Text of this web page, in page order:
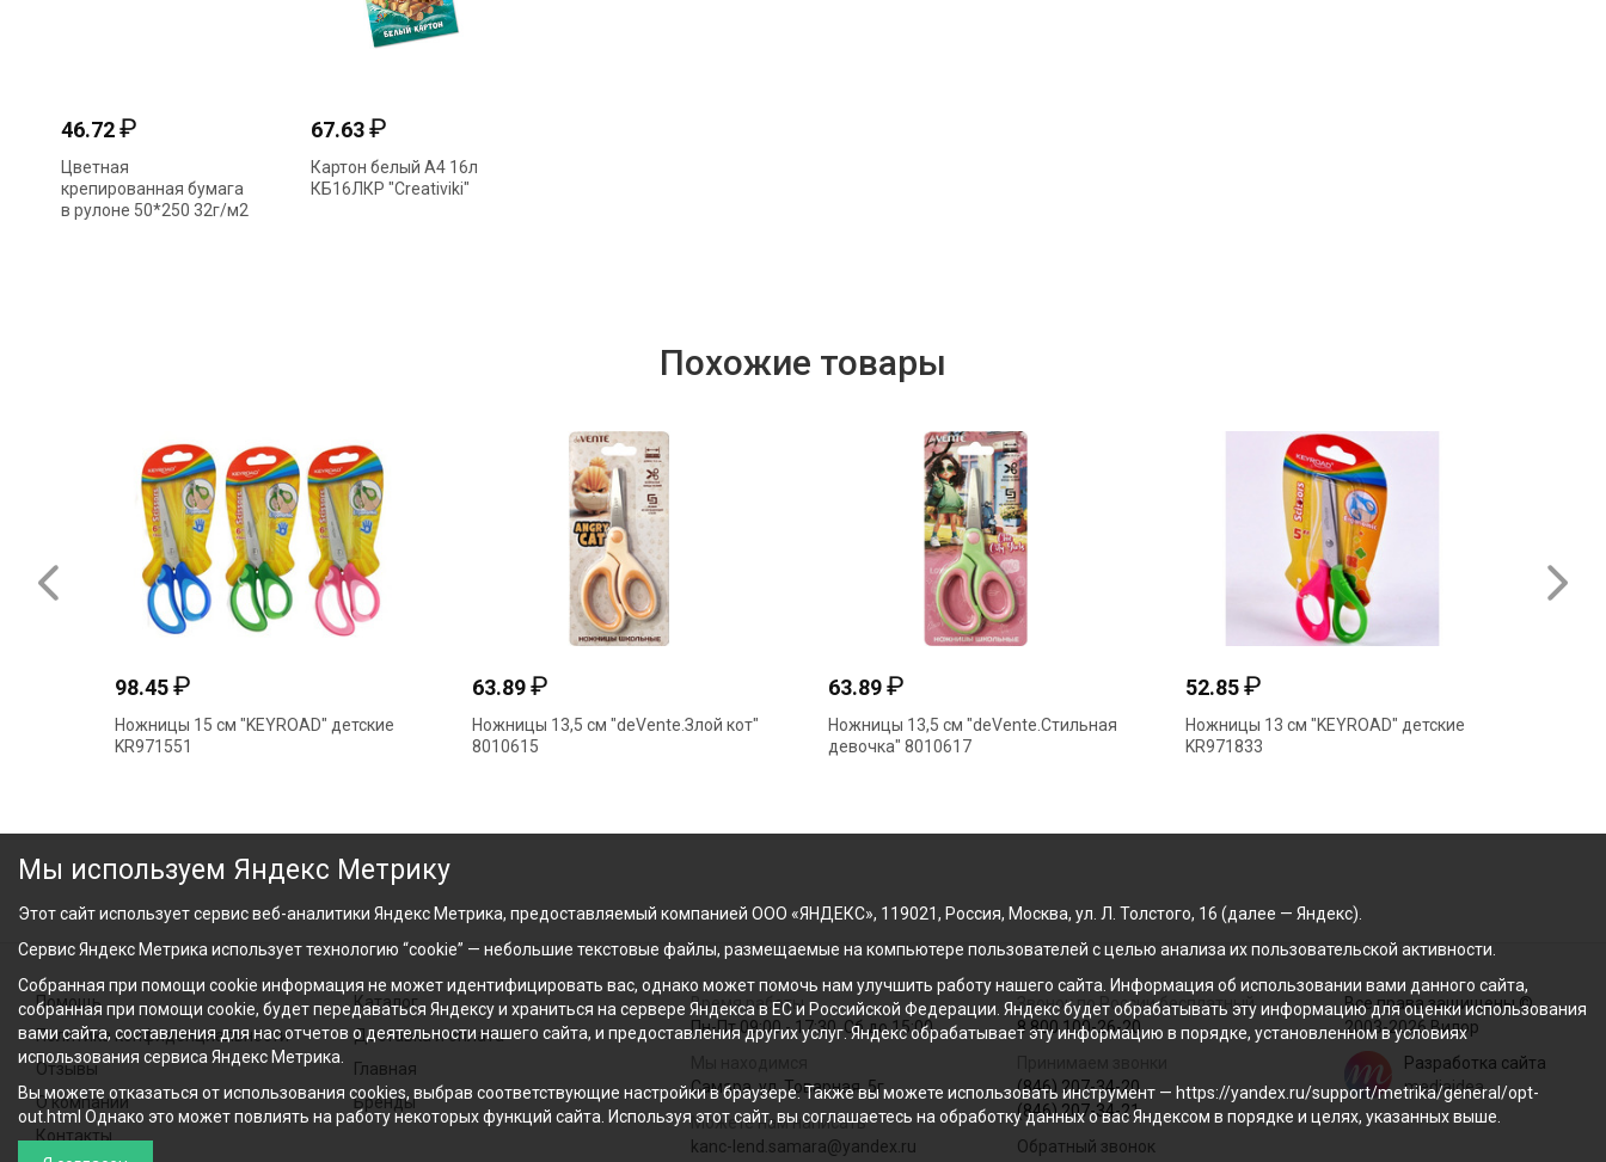
46.72₽
Цветная
крепированная бумага
в рулоне 50*250 32г/м2
67.63₽
Картон белый А4 16л
КБ16ЛКР "Creativiki"
Похожие товары
98.45₽
Ножницы 15 cм "KEYROAD" детские
KR971551
63.89₽
Ножницы 13,5 см "deVente.Злой кот"
8010615
63.89₽
Ножницы 13,5 см "deVente.Стильная
девочка" 8010617
52.85₽
Ножницы 13 cм "KEYROAD" детские
KR971833
Помощь
Политика конфиденциальности
Отзывы
О компании
Контакты
Каталог
Доставка и оплата
Главная
Бренды
Время работы
Пн-Пт 09:00 - 17:30, Сб до 15:00
Самара, ул. Товарная, 5г
Можете нам написать
kanc-lend.samara@yandex.ru
Звонок по России бесплатный
8 800 100-26-20
(846) 207-34-20
(846) 207-34-21
Обратный звонок
Все права защищены ©
2003-2026 Вилор
Разработка сайта
mediaidea
Мы используем Яндекс Метрику
Этот сайт использует сервис веб-аналитики Яндекс Метрика, предоставляемый компанией ООО «ЯНДЕКС», 119021, Россия, Москва, ул. Л. Толстого, 16 (далее — Яндекс).
Сервис Яндекс Метрика использует технологию “cookie” — небольшие текстовые файлы, размещаемые на компьютере пользователей с целью анализа их пользовательской активности.
Собранная при помощи cookie информация не может идентифицировать вас, однако может помочь нам улучшить работу нашего сайта. Информация об использовании вами данного сайта,
собранная при помощи cookie, будет передаваться Яндексу и храниться на сервере Яндекса в ЕС и Российской Федерации. Яндекс будет обрабатывать эту информацию для оценки использования
вами сайта, составления для нас отчетов о деятельности нашего сайта, и предоставления других услуг. Яндекс обрабатывает эту информацию в порядке, установленном в условиях
использования сервиса Яндекс Метрика.
Вы можете отказаться от использования cookies, выбрав соответствующие настройки в браузере. Также вы можете использовать инструмент — https://yandex.ru/support/metrika/general/opt-
out.html Однако это может повлиять на работу некоторых функций сайта. Используя этот сайт, вы соглашаетесь на обработку данных о вас Яндексом в порядке и целях, указанных выше.